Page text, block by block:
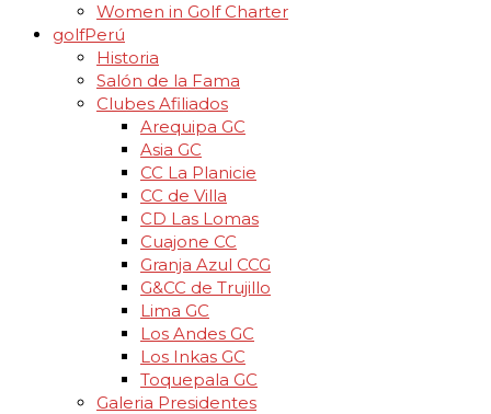
Women in Golf Charter
golfPerú
Historia
Salón de la Fama
Clubes Afiliados
Arequipa GC
Asia GC
CC La Planicie
CC de Villa
CD Las Lomas
Cuajone CC
Granja Azul CCG
G&CC de Trujillo
Lima GC
Los Andes GC
Los Inkas GC
Toquepala GC
Galeria Presidentes